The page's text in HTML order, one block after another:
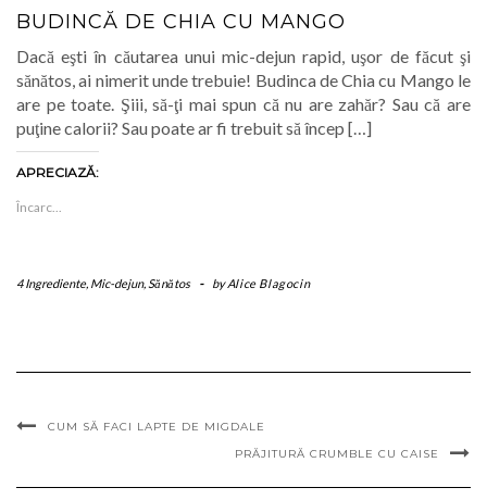
BUDINCĂ DE CHIA CU MANGO
Dacă eşti în căutarea unui mic-dejun rapid, uşor de făcut şi
sănătos, ai nimerit unde trebuie! Budinca de Chia cu Mango le
are pe toate. Şiii, să-ţi mai spun că nu are zahăr? Sau că are
puţine calorii? Sau poate ar fi trebuit să încep […]
APRECIAZĂ:
Încarc...
4 Ingrediente, Mic-dejun,Sănătos - byAlice Blagocin
CUM SĂ FACI LAPTE DE MIGDALE
PRĂJITURĂ CRUMBLE CU CAISE